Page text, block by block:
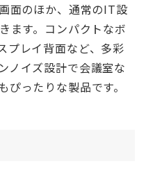
面のほか、通常のIT設
ます。コンパクトなボ
プレイ背面など、多彩
ノイズ設計で会議室な
ったりな製品です。